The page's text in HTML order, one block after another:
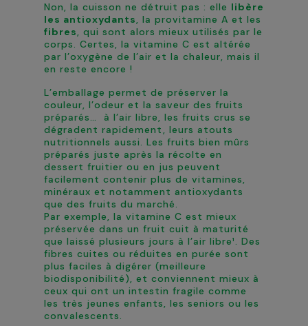
Non, la cuisson ne détruit pas : elle libère
les antioxydants, la provitamine A et les
fibres, qui sont alors mieux utilisés par le
corps. Certes, la vitamine C est altérée
par l’oxygène de l’air et la chaleur, mais il
en reste encore !
L’emballage permet de préserver la
couleur, l’odeur et la saveur des fruits
préparés… à l’air libre, les fruits crus se
dégradent rapidement, leurs atouts
nutritionnels aussi. Les fruits bien mûrs
préparés juste après la récolte en
dessert fruitier ou en jus peuvent
facilement contenir plus de vitamines,
minéraux et notamment antioxydants
que des fruits du marché.
Par exemple, la vitamine C est mieux
préservée dans un fruit cuit à maturité
que laissé plusieurs jours à l’air libre¹. Des
fibres cuites ou réduites en purée sont
plus faciles à digérer (meilleure
biodisponibilité), et conviennent mieux à
ceux qui ont un intestin fragile comme
les très jeunes enfants, les seniors ou les
convalescents.